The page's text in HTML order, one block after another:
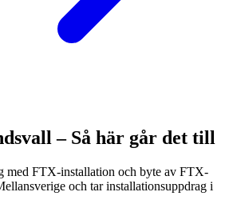
– Så här går det till
med FTX-installation och byte av FTX-
och tar installationsuppdrag i